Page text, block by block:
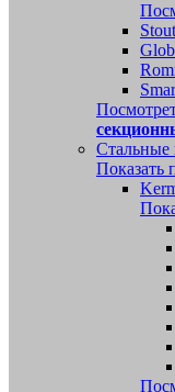
Stout
Стальные
Показать